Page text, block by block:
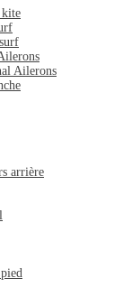
kite
Ailerons
arrière